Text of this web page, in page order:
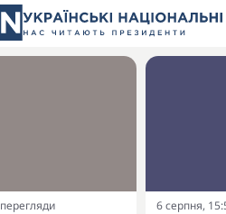
перегляди 6 серпня,